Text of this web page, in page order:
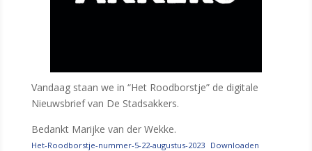
Vandaag staan we in “Het Roodborstje” de digitale
Nieuwsbrief van De Stadsakkers.
Bedankt Marijke van der Wekke.
Het-Roodborstje-nummer-5-22-augustus-2023 Downloaden